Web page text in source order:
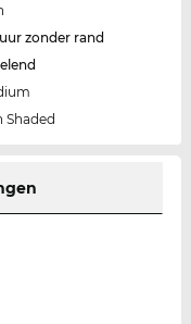
zonder rand
Shaded